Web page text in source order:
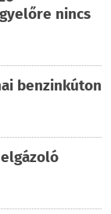
nincs
benzinkúton